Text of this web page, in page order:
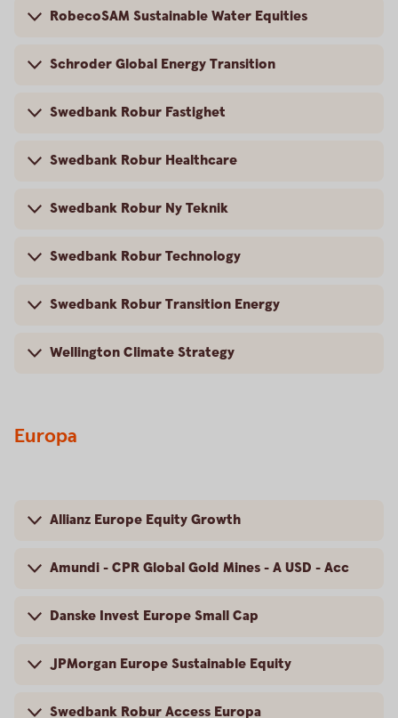
RobecoSAM Sustainable Water Equities
Schroder Global Energy Transition
Swedbank Robur Fastighet
Swedbank Robur Healthcare
Swedbank Robur Ny Teknik
Swedbank Robur Technology
Swedbank Robur Transition Energy
Wellington Climate Strategy
Europa
Allianz Europe Equity Growth
Amundi - CPR Global Gold Mines - A USD - Acc
Danske Invest Europe Small Cap
JPMorgan Europe Sustainable Equity
Swedbank Robur Access Europa